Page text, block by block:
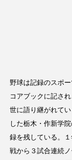
野球は記録のスポ
コアブックに記さ
世に語り継がれて
した栃木・作新学
録を残している。
戦から３試合連続